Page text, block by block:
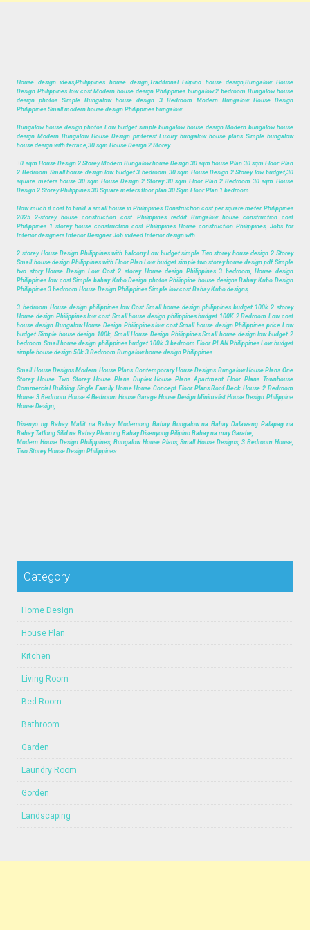
House design ideas,Philippines house design,Traditional Filipino house design,Bungalow House
Design Philippines low cost Modern house design Philippines bungalow 2 bedroom Bungalow house
design photos Simple Bungalow house design 3 Bedroom Modern Bungalow House Design
Philippines Small modern house design Philippines bungalow.
Bungalow house design photos Low budget simple bungalow house design Modern bungalow house
design Modern Bungalow House Design pinterest Luxury bungalow house plans Simple bungalow
house design with terrace,30 sqm House Design 2 Storey.
30 sqm House Design 2 Storey Modern Bungalow house Design 30 sqm house Plan 30 sqm Floor Plan
2 Bedroom Small house design low budget 3 bedroom 30 sqm House Design 2 Storey low budget,30
square meters house 30 sqm House Design 2 Storey 30 sqm Floor Plan 2 Bedroom 30 sqm House
Design 2 Storey Philippines 30 Square meters floor plan 30 Sqm Floor Plan 1 bedroom.
How much it cost to build a small house in Philippines Construction cost per square meter Philippines
2025 2-storey house construction cost Philippines reddit Bungalow house construction cost
Philippines 1 storey house construction cost Philippines House construction Philippines, Jobs for
Interior designers Interior Designer Job indeed Interior design wfh.
2 storey House Design Philippines with balcony Low budget simple Two storey house design 2 Storey
Small house design Philippines with Floor Plan Low budget simple two storey house design pdf Simple
two story House Design Low Cost 2 storey House design Philippines 3 bedroom, House design
Philippines low cost Simple bahay Kubo Design photos Philippine house designs Bahay Kubo Design
Philippines 3 bedroom House Design Philippines Simple low cost Bahay Kubo designs,
3 bedroom House design philippines low Cost Small house design philippines budget 100k 2 storey
House design Philippines low cost Small house design philippines budget 100K 2 Bedroom Low cost
house design Bungalow House Design Philippines low cost Small house design Philippines price Low
budget Simple house design 100k, Small House Design Philippines Small house design low budget 2
bedroom Small house design philippines budget 100k 3 bedroom Floor PLAN Philippines Low budget
simple house design 50k 3 Bedroom Bungalow house design Philippines.
Small House Designs Modern House Plans Contemporary House Designs Bungalow House Plans One
Storey House Two Storey House Plans Duplex House Plans Apartment Floor Plans Townhouse
Commercial Building Single Family Home House Concept Floor Plans Roof Deck House 2 Bedroom
House 3 Bedroom House 4 Bedroom House Garage House Design Minimalist House Design Philippine
House Design,
Disenyo ng Bahay Maliit na Bahay Modernong Bahay Bungalow na Bahay Dalawang Palapag na
Bahay Tatlong Silid na Bahay Plano ng Bahay Disenyong Pilipino Bahay na may Garahe,
Modern House Design Philippines, Bungalow House Plans, Small House Designs, 3 Bedroom House,
Two Storey House Design Philippines.
Category
Home Design
House Plan
Kitchen
Living Room
Bed Room
Bathroom
Garden
Laundry Room
Gorden
Landscaping